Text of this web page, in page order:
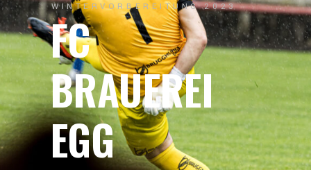
WINTERVORBEREITUNG 2023
FC
BRAUEREI
EGG